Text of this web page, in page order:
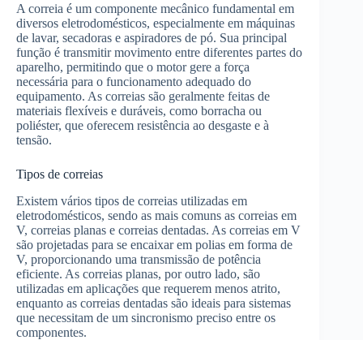
A correia é um componente mecânico fundamental em
diversos eletrodomésticos, especialmente em máquinas
de lavar, secadoras e aspiradores de pó. Sua principal
função é transmitir movimento entre diferentes partes do
aparelho, permitindo que o motor gere a força
necessária para o funcionamento adequado do
equipamento. As correias são geralmente feitas de
materiais flexíveis e duráveis, como borracha ou
poliéster, que oferecem resistência ao desgaste e à
tensão.
Tipos de correias
Existem vários tipos de correias utilizadas em
eletrodomésticos, sendo as mais comuns as correias em
V, correias planas e correias dentadas. As correias em V
são projetadas para se encaixar em polias em forma de
V, proporcionando uma transmissão de potência
eficiente. As correias planas, por outro lado, são
utilizadas em aplicações que requerem menos atrito,
enquanto as correias dentadas são ideais para sistemas
que necessitam de um sincronismo preciso entre os
componentes.